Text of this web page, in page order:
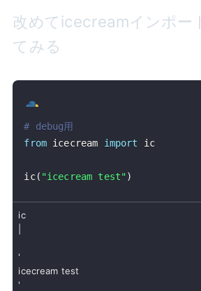
改めてicecreamインポー
てみる
# debug用
from icecream import ic
ic( "icecream test")
ic
'
icecream test
'